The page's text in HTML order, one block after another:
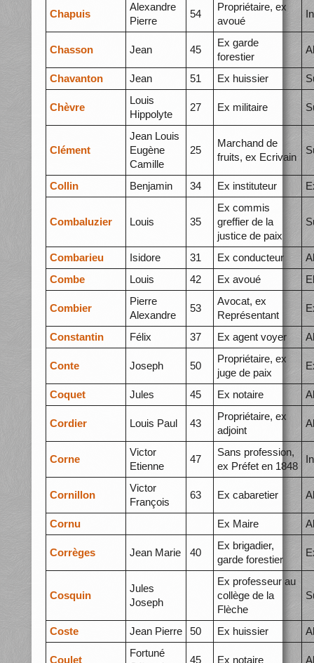
Chapuis
Alexandre
Pierre
54
Propriétaire, ex
avoué
Chasson Jean 45
Ex garde
forestier
Chavanton Jean 51 Ex huissier
Chèvre
Louis
Hippolyte
27 Ex militaire
Clément
Jean Louis
Eugène
Camille
25
Marchand de
fruits, ex Ecrivain
Collin Benjamin 34 Ex instituteur
Combaluzier Louis 35
Ex commis
greffier de la
justice de paix
Combarieu Isidore 31 Ex conducteur
Combe
Louis 42 Ex avoué
Combier
Pierre
Alexandre
53
Avocat, ex
Représentant
Constantin Félix 37 Ex agent voyer
Conte Joseph 50
Propriétaire, ex
juge de paix
Coquet Jules 45 Ex notaire
Cordier Louis Paul 43
Propriétaire, ex
adjoint
Corne
Victor
Etienne
47
Sans profession,
ex Préfet en 1848
Cornillon
Victor
François
63 Ex cabaretier
Cornu Ex Maire
Corrèges Jean Marie 40
Ex brigadier,
garde forestier
Cosquin
Jules
Joseph
Ex professeur au
collège de la
Flèche
Coste Jean Pierre 50 Ex huissier
Coulet
Fortuné
45 Ex notaire